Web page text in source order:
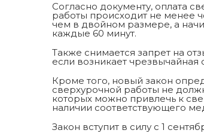
Согласно документу, оплата
работы происходит не менее
чем в двойном размере, а
каждые 60 минут.
Также снимается запрет на
если возникает чрезвычайная
Кроме того, новый закон
сверхурочной работы не
которых можно привлечь к
наличии соответствующего
Закон вступит в силу с 1